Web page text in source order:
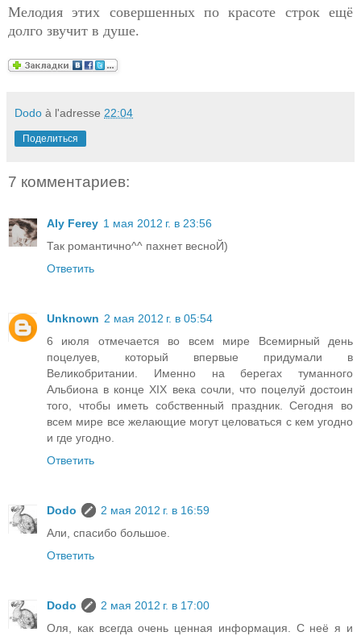
Мелодия этих совершенных по красоте строк ещё
долго звучит в душе.
Dodo à l'adresse 22:04
Поделиться
7 комментариев:
Aly Ferey 1 мая 2012 г. в 23:56
Так романтично^^ пахнет весноЙ)
Ответить
Unknown 2 мая 2012 г. в 05:54
6 июля отмечается во всем мире Всемирный день
поцелуев, который впервые придумали в
Великобритании. Именно на берегах туманного
Альбиона в конце XIX века сочли, что поцелуй достоин
того, чтобы иметь собственный праздник. Сегодня во
всем мире все желающие могут целоваться с кем угодно
и где угодно.
Ответить
Dodo
2 мая 2012 г. в 16:59
Али, спасибо большое.
Ответить
Dodo
2 мая 2012 г. в 17:00
Оля, как всегда очень ценная информация. С неё я и